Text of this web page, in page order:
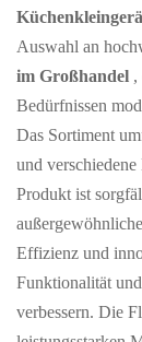
Auswahl an
im Großhandel ,
Bedürfnissen
Das Sortiment
und
Produkt ist
Effizienz und
Funktionalität
verbessern. Die